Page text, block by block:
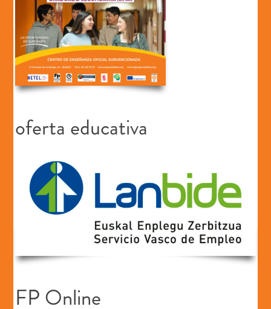
oferta educativa
FP Online